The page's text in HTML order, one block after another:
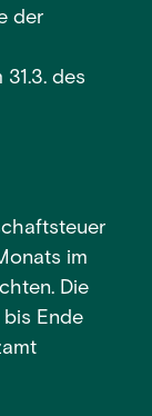
der
des
im
Die
Ende